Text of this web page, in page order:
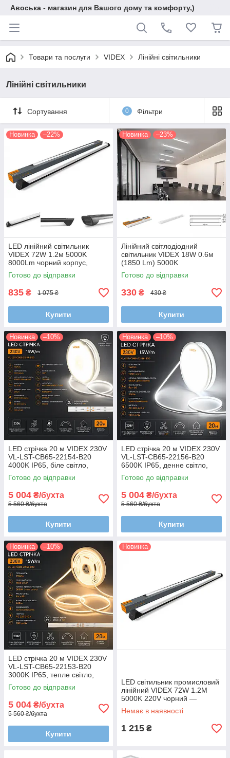
Авоська - магазин для Вашого дому та комфорту,)
Товари та послуги VIDEX Лінійні світильники
Лінійні світильники
Сортування 0 Фільтри
Новинка –22%
LED лінійний світильник
VIDEX 72W 1.2м 5000K
8000Lm чорний корпус,
накладний/підвісний
Готово до відправки
835 ₴ 1 075 ₴
Купити
Новинка –23%
Лінійний світлодіодний
світильник VIDEX 18W 0.6м
(1850 Lm) 5000K
Алюмінієвий корпус, 3 роки
гарантії
Готово до відправки
330 ₴ 430 ₴
Купити
Новинка –10%
LED стрічка 20 м VIDEX 230V
VL-LST-CB65-22154-B20
4000K IP65, біле світло,
димована
Готово до відправки
5 004 ₴/бухта
5 560 ₴/бухта
Купити
Новинка –10%
LED стрічка 20 м VIDEX 230V
VL-LST-CB65-22156-B20
6500K IP65, денне світло,
димована
Готово до відправки
5 004 ₴/бухта
5 560 ₴/бухта
Купити
Новинка –10%
LED стрічка 20 м VIDEX 230V
VL-LST-CB65-22153-B20
3000K IP65, тепле світло,
димована
Готово до відправки
5 004 ₴/бухта
5 560 ₴/бухта
Купити
Новинка
LED світильник промисловий
лінійний VIDEX 72W 1.2М
5000K 220V чорний —
Магістральний лінійний
світильник
Немає в наявності
1 215 ₴